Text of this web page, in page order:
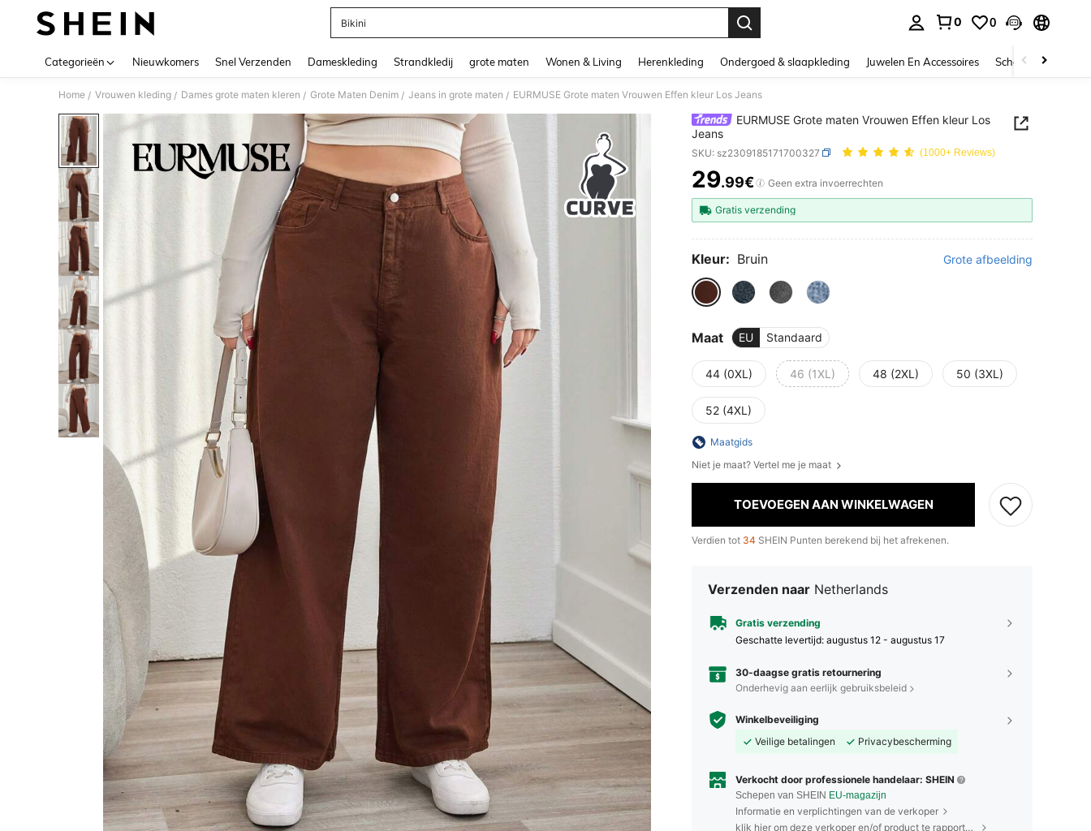
Bikini
0 0
Categorieën Nieuwkomers Snel Verzenden Dameskleding Strandkledij grote maten Wonen & Living Herenkleding Ondergoed & slaapkleding Juwelen En Accessoires Schoonheid &
Home / Vrouwen kleding / Dames grote maten kleren / Grote Maten Denim / Jeans in grote maten / EURMUSE Grote maten Vrouwen Effen kleur Los Jeans
EURMUSE Grote maten Vrouwen Effen kleur Los
Jeans
SKU: sz2309185171700327 (1000+ Reviews)
PRICE AND AVAILABILITY
29.99€ Geen extra invoerrechten
Gratis verzending
Kleur: Bruin Grote afbeelding
Maat EU Standaard
44 (0XL) 46 (1XL) 48 (2XL) 50 (3XL)
52 (4XL)
Maatgids
Niet je maat? Vertel me je maat
TOEVOEGEN AAN WINKELWAGEN
Verdien tot 34 SHEIN Punten berekend bij het afrekenen.
Verzenden naar Netherlands
Gratis verzending
Geschatte levertijd: augustus 12 - augustus 17
30-daagse gratis retournering
Onderhevig aan eerlijk gebruiksbeleid
Winkelbeveiliging
Veilige betalingen
Privacybescherming
Verkocht door professionele handelaar: SHEIN
Schepen van SHEIN EU-magazijn
Informatie en verplichtingen van de verkoper
klik hier om deze verkoper en/of product te rapporteren.